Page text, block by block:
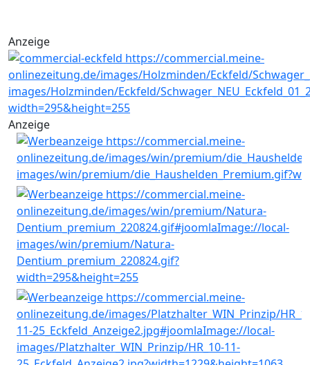
Anzeige
Anzeige